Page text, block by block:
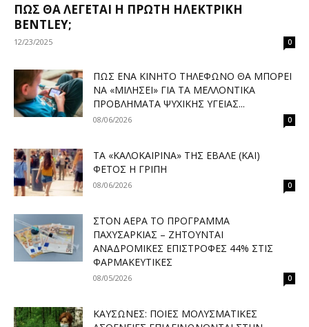
ΠΏΣ ΘΑ ΛΈΓΕΤΑΙ Η ΠΡΏΤΗ ΗΛΕΚΤΡΙΚΉ
BENTLEY;
12/23/2025 0
ΠΏΣ ΈΝΑ ΚΙΝΗΤΌ ΤΗΛΈΦΩΝΟ ΘΑ ΜΠΟΡΕΊ
ΝΑ «ΜΙΛΉΣΕΙ» ΓΙΑ ΤΑ ΜΕΛΛΟΝΤΙΚΆ
ΠΡΟΒΛΉΜΑΤΑ ΨΥΧΙΚΉΣ ΥΓΕΊΑΣ...
08/06/2026 0
ΤΑ «ΚΑΛΟΚΑΙΡΙΝΆ» ΤΗΣ ΈΒΑΛΕ (ΚΑΙ)
ΦΈΤΟΣ Η ΓΡΊΠΗ
08/06/2026 0
ΣΤΟΝ ΑΈΡΑ ΤΟ ΠΡΌΓΡΑΜΜΑ
ΠΑΧΥΣΑΡΚΊΑΣ – ΖΗΤΟΎΝΤΑΙ
ΑΝΑΔΡΟΜΙΚΈΣ ΕΠΙΣΤΡΟΦΈΣ 44% ΣΤΙΣ
ΦΑΡΜΑΚΕΥΤΙΚΈΣ
08/05/2026 0
ΚΑΎΣΩΝΕΣ: ΠΟΙΕΣ ΜΟΛΥΣΜΑΤΙΚΈΣ